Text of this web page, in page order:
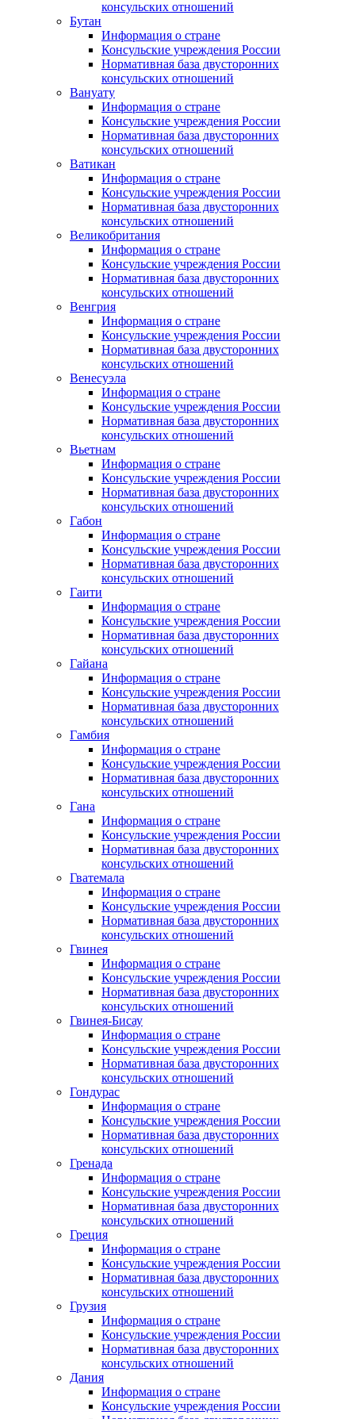
консульских отношений
Бутан
Информация о стране
Консульские учреждения России
Нормативная база двусторонних
консульских отношений
Вануату
Информация о стране
Консульские учреждения России
Нормативная база двусторонних
консульских отношений
Ватикан
Информация о стране
Консульские учреждения России
Нормативная база двусторонних
консульских отношений
Великобритания
Информация о стране
Консульские учреждения России
Нормативная база двусторонних
консульских отношений
Венгрия
Информация о стране
Консульские учреждения России
Нормативная база двусторонних
консульских отношений
Венесуэла
Информация о стране
Консульские учреждения России
Нормативная база двусторонних
консульских отношений
Вьетнам
Информация о стране
Консульские учреждения России
Нормативная база двусторонних
консульских отношений
Габон
Информация о стране
Консульские учреждения России
Нормативная база двусторонних
консульских отношений
Гаити
Информация о стране
Консульские учреждения России
Нормативная база двусторонних
консульских отношений
Гайана
Информация о стране
Консульские учреждения России
Нормативная база двусторонних
консульских отношений
Гамбия
Информация о стране
Консульские учреждения России
Нормативная база двусторонних
консульских отношений
Гана
Информация о стране
Консульские учреждения России
Нормативная база двусторонних
консульских отношений
Гватемала
Информация о стране
Консульские учреждения России
Нормативная база двусторонних
консульских отношений
Гвинея
Информация о стране
Консульские учреждения России
Нормативная база двусторонних
консульских отношений
Гвинея-Бисау
Информация о стране
Консульские учреждения России
Нормативная база двусторонних
консульских отношений
Гондурас
Информация о стране
Консульские учреждения России
Нормативная база двусторонних
консульских отношений
Гренада
Информация о стране
Консульские учреждения России
Нормативная база двусторонних
консульских отношений
Греция
Информация о стране
Консульские учреждения России
Нормативная база двусторонних
консульских отношений
Грузия
Информация о стране
Консульские учреждения России
Нормативная база двусторонних
консульских отношений
Дания
Информация о стране
Консульские учреждения России